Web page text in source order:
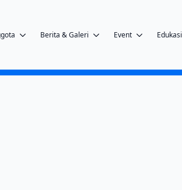
Berita & Galeri Event Edukasi